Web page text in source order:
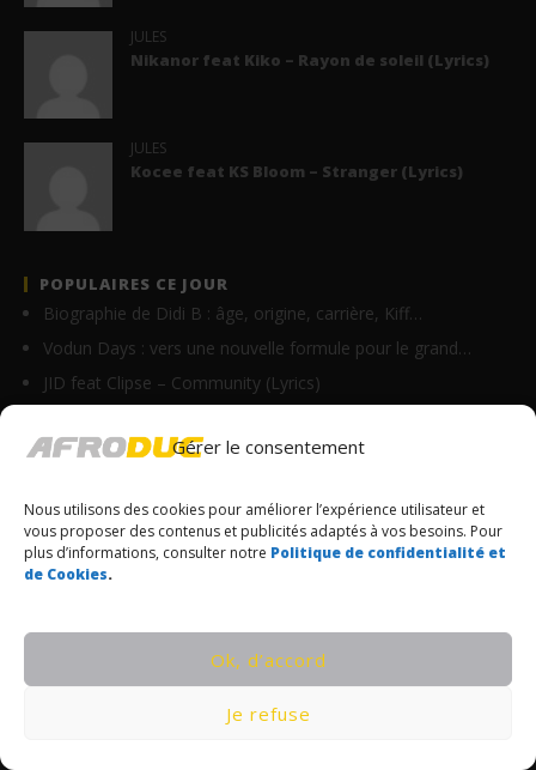
Gérer le consentement
Nous utilisons des cookies pour améliorer l’expérience utilisateur et
vous proposer des contenus et publicités adaptés à vos besoins. Pour
plus d’informations, consulter notre Politique de confidentialité et
de Cookies.
Ok, d’accord
Je refuse
JULES
Nikanor feat Kiko – Rayon de soleil (Lyrics)
JULES
Kocee feat KS Bloom – Stranger (Lyrics)
POPULAIRES CE JOUR
Biographie de Didi B : âge, origine, carrière, Kiff…
Vodun Days : vers une nouvelle formule pour le grand…
JID feat Clipse – Community (Lyrics)
Vano Baby – Do bandi min (Lyrics)
Joshua Baraka – This Time (Lyrics)
Rotimikeys – Done It Again (Lyrics)